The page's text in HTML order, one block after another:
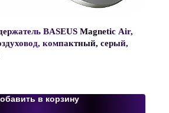
BASEUS Magnetic Air,
компактный, cерый,
в корзину